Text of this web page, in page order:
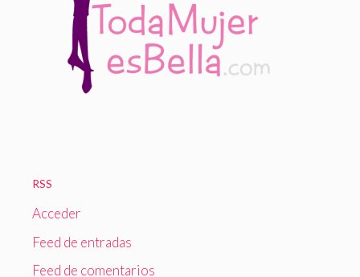
RSS
Acceder
Feed de entradas
Feed de comentarios